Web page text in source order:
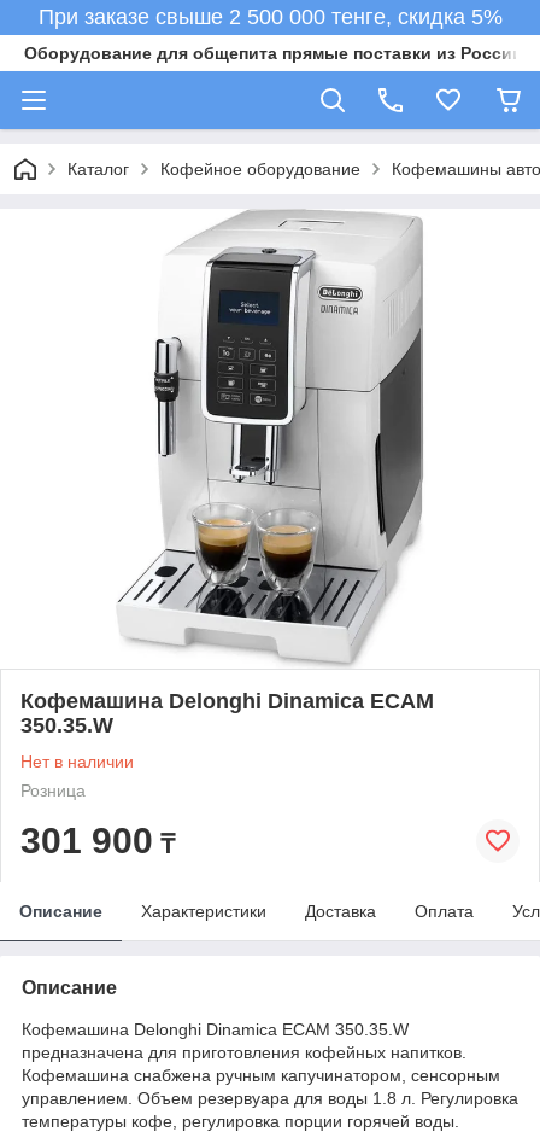
При заказе свыше 2 500 000 тенге, скидка 5%
Оборудование для общепита прямые поставки из России в
Каталог Кофейное оборудование Кофемашины
Кофемашина Delonghi Dinamica ECAM
350.35.W
Нет в наличии
Розница
301 900 ₸
Описание Характеристики Доставка Оплата
Описание
Кофемашина Delonghi Dinamica ECAM 350.35.W
предназначена для приготовления кофейных напитков.
Кофемашина снабжена ручным капучинатором, сенсорным
управлением. Объем резервуара для воды 1.8 л. Регулировка
температуры кофе, регулировка порции горячей воды.